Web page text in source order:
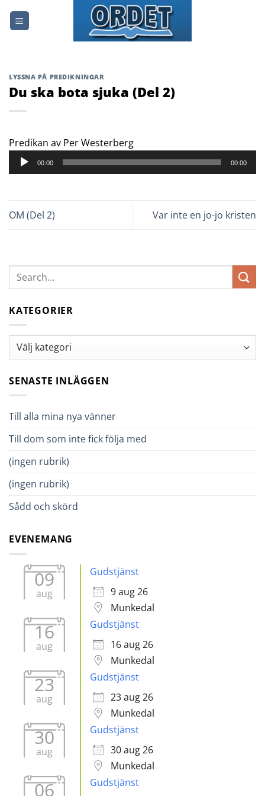
LYSSNA PÅ PREDIKNINGAR
Du ska bota sjuka (Del 2)
Predikan av Per WesterbergLjudspelare
00:00 00:00
OM (Del 2) Var inte en jo-jo kristen
KATEGORIER
Kategorier
SENASTE INLÄGGEN
Till alla mina nya vänner
Till dom som inte fick följa med
(ingen rubrik)
(ingen rubrik)
Sådd och skörd
EVENEMANG
09
aug
Gudstjänst
9 aug 26
Munkedal
16
aug
Gudstjänst
16 aug 26
Munkedal
23
aug
Gudstjänst
23 aug 26
Munkedal
30
aug
Gudstjänst
30 aug 26
Munkedal
06
Gudstjänst